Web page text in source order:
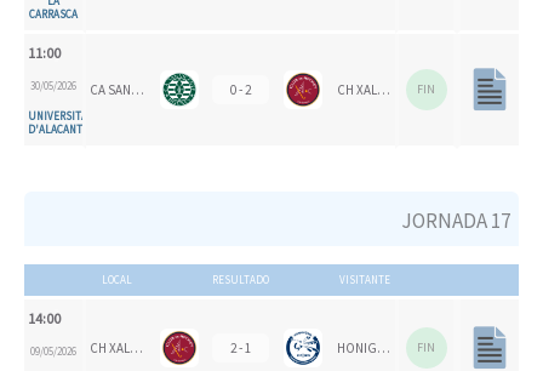
CARRASCA
11:00
30/05/2026
UNIVERSITAT
D'ALACANT
CA SAN VICENTE 0 - 2 CH XALOC 1993 FIN
JORNADA 17
LOCAL RESULTADO VISITANTE
14:00
09/05/2026 CH XALOC 1993 2 - 1 HONIGVÖGEL FIN